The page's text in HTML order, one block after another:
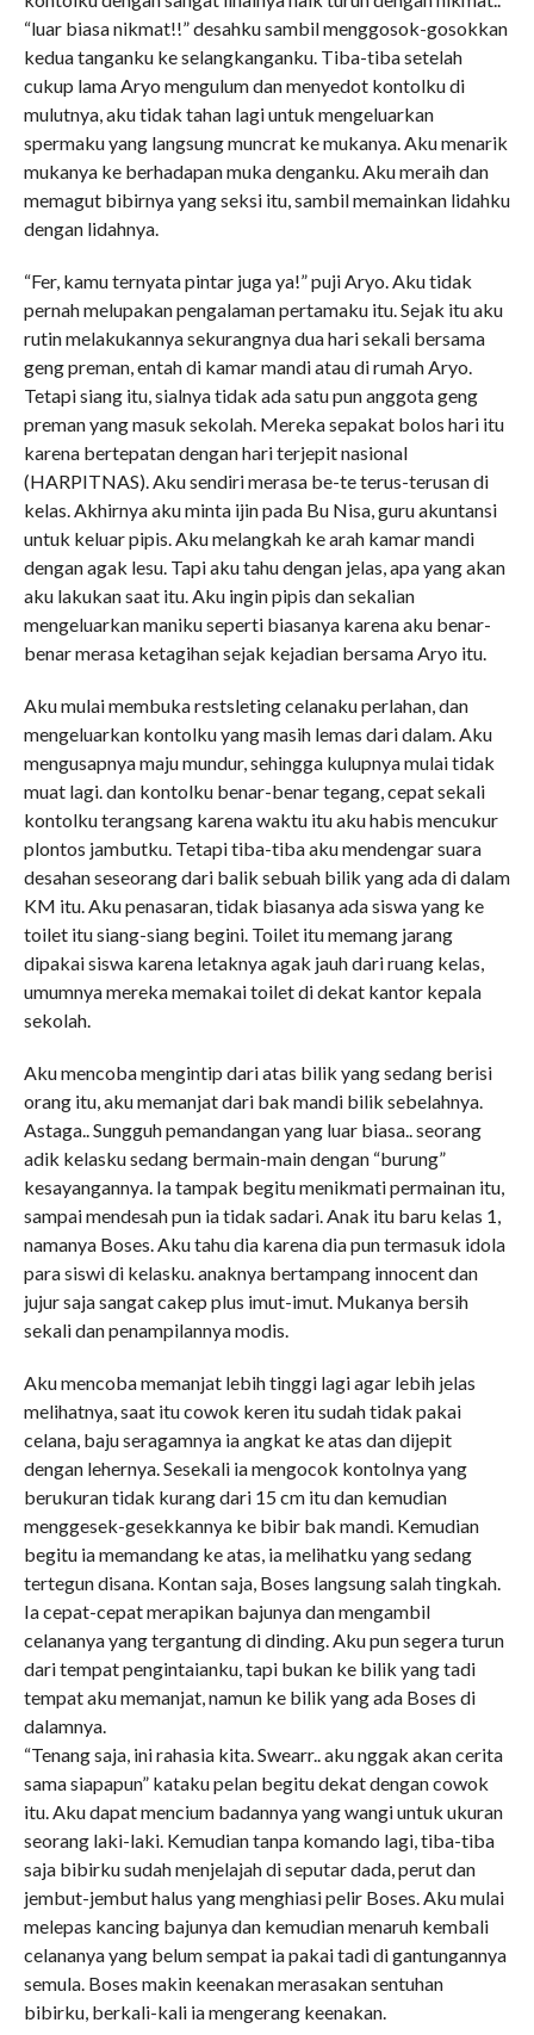
“luar biasa nikmat!!” desahku sambil menggosok-gosokkan
kedua tanganku ke selangkanganku. Tiba-tiba setelah
cukup lama Aryo mengulum dan menyedot kontolku di
mulutnya, aku tidak tahan lagi untuk mengeluarkan
spermaku yang langsung muncrat ke mukanya. Aku menarik
mukanya ke berhadapan muka denganku. Aku meraih dan
memagut bibirnya yang seksi itu, sambil memainkan lidahku
dengan lidahnya.
“Fer, kamu ternyata pintar juga ya!” puji Aryo. Aku tidak
pernah melupakan pengalaman pertamaku itu. Sejak itu aku
rutin melakukannya sekurangnya dua hari sekali bersama
geng preman, entah di kamar mandi atau di rumah Aryo.
Tetapi siang itu, sialnya tidak ada satu pun anggota geng
preman yang masuk sekolah. Mereka sepakat bolos hari itu
karena bertepatan dengan hari terjepit nasional
(HARPITNAS). Aku sendiri merasa be-te terus-terusan di
kelas. Akhirnya aku minta ijin pada Bu Nisa, guru akuntansi
untuk keluar pipis. Aku melangkah ke arah kamar mandi
dengan agak lesu. Tapi aku tahu dengan jelas, apa yang akan
aku lakukan saat itu. Aku ingin pipis dan sekalian
mengeluarkan maniku seperti biasanya karena aku benar-
benar merasa ketagihan sejak kejadian bersama Aryo itu.
Aku mulai membuka restsleting celanaku perlahan, dan
mengeluarkan kontolku yang masih lemas dari dalam. Aku
mengusapnya maju mundur, sehingga kulupnya mulai tidak
muat lagi. dan kontolku benar-benar tegang, cepat sekali
kontolku terangsang karena waktu itu aku habis mencukur
plontos jambutku. Tetapi tiba-tiba aku mendengar suara
desahan seseorang dari balik sebuah bilik yang ada di dalam
KM itu. Aku penasaran, tidak biasanya ada siswa yang ke
toilet itu siang-siang begini. Toilet itu memang jarang
dipakai siswa karena letaknya agak jauh dari ruang kelas,
umumnya mereka memakai toilet di dekat kantor kepala
sekolah.
Aku mencoba mengintip dari atas bilik yang sedang berisi
orang itu, aku memanjat dari bak mandi bilik sebelahnya.
Astaga.. Sungguh pemandangan yang luar biasa.. seorang
adik kelasku sedang bermain-main dengan “burung”
kesayangannya. Ia tampak begitu menikmati permainan itu,
sampai mendesah pun ia tidak sadari. Anak itu baru kelas 1,
namanya Boses. Aku tahu dia karena dia pun termasuk idola
para siswi di kelasku. anaknya bertampang innocent dan
jujur saja sangat cakep plus imut-imut. Mukanya bersih
sekali dan penampilannya modis.
Aku mencoba memanjat lebih tinggi lagi agar lebih jelas
melihatnya, saat itu cowok keren itu sudah tidak pakai
celana, baju seragamnya ia angkat ke atas dan dijepit
dengan lehernya. Sesekali ia mengocok kontolnya yang
berukuran tidak kurang dari 15 cm itu dan kemudian
menggesek-gesekkannya ke bibir bak mandi. Kemudian
begitu ia memandang ke atas, ia melihatku yang sedang
tertegun disana. Kontan saja, Boses langsung salah tingkah.
Ia cepat-cepat merapikan bajunya dan mengambil
celananya yang tergantung di dinding. Aku pun segera turun
dari tempat pengintaianku, tapi bukan ke bilik yang tadi
tempat aku memanjat, namun ke bilik yang ada Boses di
dalamnya.
“Tenang saja, ini rahasia kita. Swearr.. aku nggak akan cerita
sama siapapun” kataku pelan begitu dekat dengan cowok
itu. Aku dapat mencium badannya yang wangi untuk ukuran
seorang laki-laki. Kemudian tanpa komando lagi, tiba-tiba
saja bibirku sudah menjelajah di seputar dada, perut dan
jembut-jembut halus yang menghiasi pelir Boses. Aku mulai
melepas kancing bajunya dan kemudian menaruh kembali
celananya yang belum sempat ia pakai tadi di gantungannya
semula. Boses makin keenakan merasakan sentuhan
bibirku, berkali-kali ia mengerang keenakan.